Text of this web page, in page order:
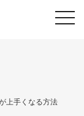
上手くなる方法